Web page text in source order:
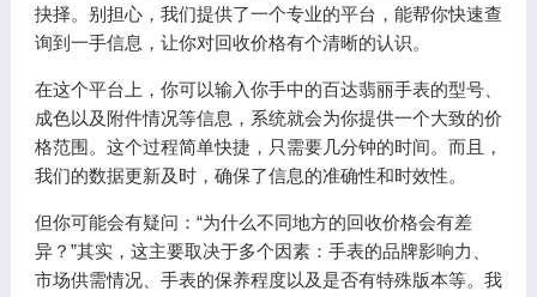
抉择。别担心，我们提供了一个专业的平台，能帮你快速查
询到一手信息，让你对回收价格有个清晰的认识。
在这个平台上，你可以输入你手中的百达翡丽手表的型号、
成色以及附件情况等信息，系统就会为你提供一个大致的价
格范围。这个过程简单快捷，只需要几分钟的时间。而且，
我们的数据更新及时，确保了信息的准确性和时效性。
但你可能会有疑问：“为什么不同地方的回收价格会有差
异？”其实，这主要取决于多个因素：手表的品牌影响力、
市场供需情况、手表的保养程度以及是否有特殊版本等。我